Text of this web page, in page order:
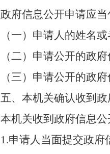
政府信息公开申请应当
（一）申请人的姓名
（二）申请公开的政
（三）申请公开的政
五、本机关确认收到
本机关收到政府信息
1.申请人当面提交政府